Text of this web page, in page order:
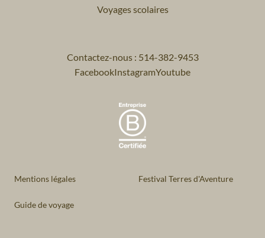
Voyages scolaires
Contactez-nous : 514-382-9453
FacebookInstagramYoutube
Mentions légales Festival Terres d'Aventure
Guide de voyage